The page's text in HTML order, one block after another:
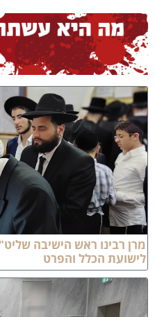
רבינו ראש הישיבה שליט"א
הכלל והפרט